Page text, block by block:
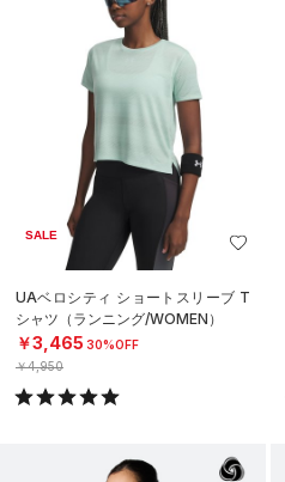
SALE
UAベロシティ ショートスリーブ T
シャツ（ランニング/WOMEN）
￥3,465 30%OFF
￥4,950